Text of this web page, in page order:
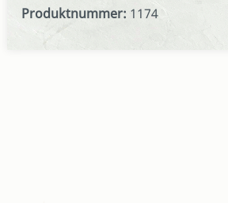
Produktnummer: 1174